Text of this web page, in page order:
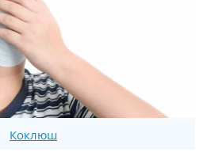
Коклюш